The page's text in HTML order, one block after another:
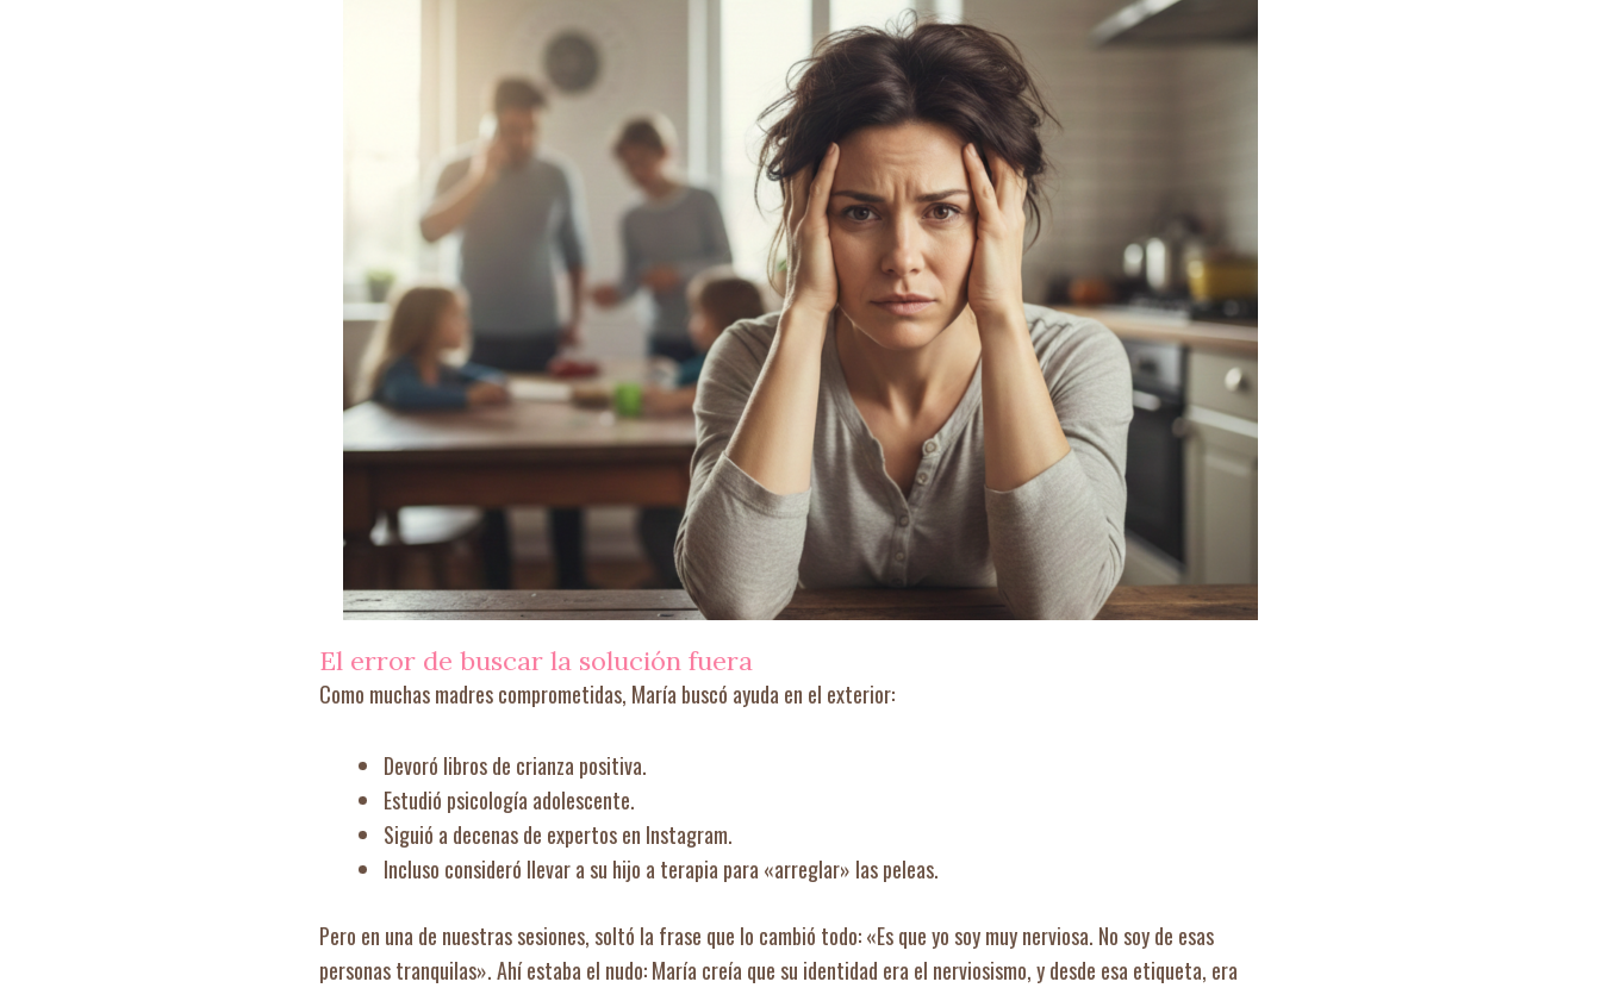
El error de buscar la solución fuera
Como muchas madres comprometidas, María buscó ayuda en el exterior:
Devoró libros de crianza positiva.
Estudió psicología adolescente.
Siguió a decenas de expertos en Instagram.
Incluso consideró llevar a su hijo a terapia para «arreglar» las peleas.
Pero en una de nuestras sesiones, soltó la frase que lo cambió todo: «Es que yo soy muy nerviosa. No soy de esas
personas tranquilas». Ahí estaba el nudo: María creía que su identidad era el nerviosismo, y desde esa etiqueta, era